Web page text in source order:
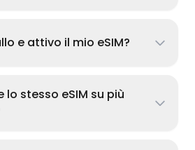
e attivo il mio eSIM?
lo stesso eSIM su più